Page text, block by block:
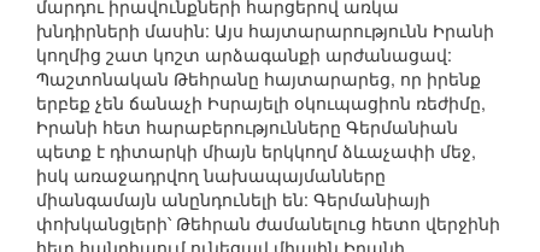
մարդու իրավունքների հարցերով առկա
խնդիրների մասին: Այս հայտարարությունն Իրանի
կողմից շատ կոշտ արձագանքի արժանացավ:
Պաշտոնական Թեհրանը հայտարարեց, որ իրենք
երբեք չեն ճանաչի Իսրայելի օկուպացիոն ռեժիմը,
Իրանի հետ հարաբերությունները Գերմանիան
պետք է դիտարկի միայն երկկողմ ձևաչափի մեջ,
իսկ առաջադրվող նախապայմանները
միանգամայն անընդունելի են: Գերմանիայի
փոխկանցլերի՝ Թեհրան ժամանելուց հետո վերջինի